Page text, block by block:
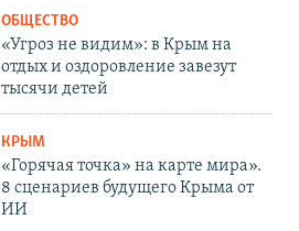
ОБЩЕСТВО
«Угроз не видим»: в Крым на
отдых и оздоровление завезут
тысячи детей
КРЫМ
«Горячая точка» на карте мира».
8 сценариев будущего Крыма от
ИИ